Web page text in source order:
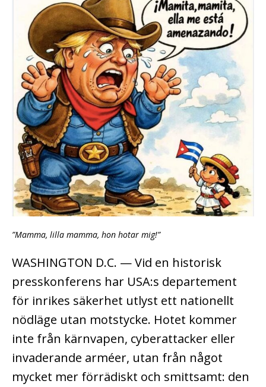
”Mamma, lilla mamma, hon hotar mig!”
WASHINGTON D.C. — Vid en historisk
presskonferens har USA:s departement
för inrikes säkerhet utlyst ett nationellt
nödläge utan motstycke. Hotet kommer
inte från kärnvapen, cyberattacker eller
invaderande arméer, utan från något
mycket mer förrädiskt och smittsamt: den